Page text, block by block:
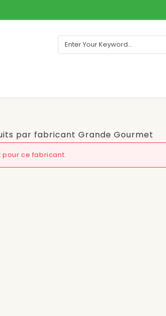
par fabricant Grande Gourmet
pour ce fabricant.